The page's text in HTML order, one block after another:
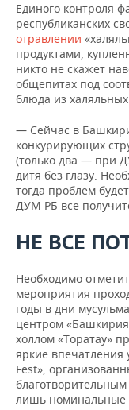
Единого контроля
республиканских
отравлении
продуктами,
никто не скажет
общепитах под
блюда из
— Сейчас в
конкурирующих
(только два — при
дитя без глазу.
тогда проблем
ДУМ РБ все
НЕ ВСЕ
Необходимо
мероприятия
годы в дни
центром
холлом «Торатау»
яркие впечатления
Fest»,
лишь номинальные